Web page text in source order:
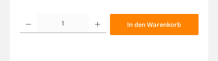
Produkt Anzahl: Gib den gewünschten Wert ein oder benutze die
In den Warenkorb